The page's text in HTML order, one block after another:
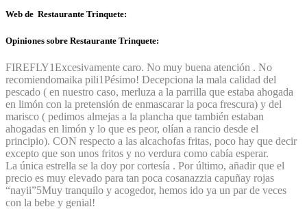
Web de Restaurante Trinquete:
Opiniones sobre Restaurante Trinquete:
FIREFLY1Excesivamente caro. No muy buena atención . No
recomiendomaika pili1Pésimo! Decepciona la mala calidad del
pescado ( en nuestro caso, merluza a la parrilla que estaba ahogada
en limón con la pretensión de enmascarar la poca frescura) y del
marisco ( pedimos almejas a la plancha que también estaban
ahogadas en limón y lo que es peor, olían a rancio desde el
principio). CON respecto a las alcachofas fritas, poco hay que decir
excepto que son unos fritos y no verdura como cabía esperar.
La única estrella se la doy por cortesía . Por último, añadir que el
precio es muy elevado para tan poca cosanazzia capuñay rojas
“nayii”5Muy tranquilo y acogedor, hemos ido ya un par de veces
con la bebe y genial!